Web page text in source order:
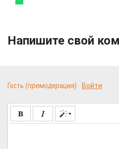
Напишите свой
Гость (премодерация) Войти